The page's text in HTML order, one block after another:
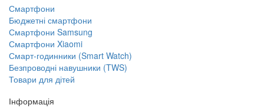
Смартфони
Бюджетні смартфони
Смартфони Samsung
Смартфони Xiaomi
Смарт-годинники (Smart Watch)
Безпроводні навушники (TWS)
Товари для дітей
Інформація